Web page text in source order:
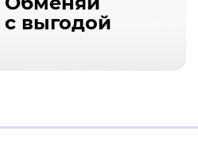
с выгодой